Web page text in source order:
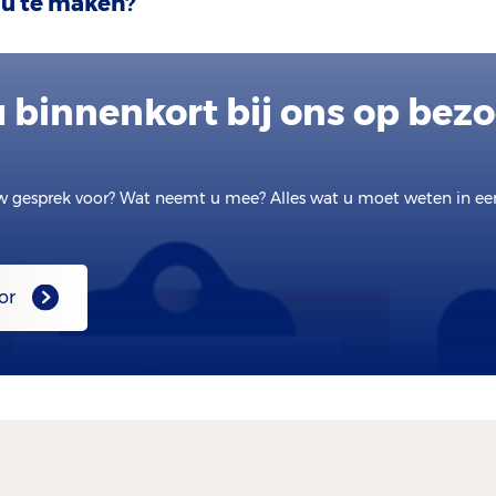
binnenkort bij ons op
gesprek voor? Wat neemt u mee? Alles wat u moet weten in